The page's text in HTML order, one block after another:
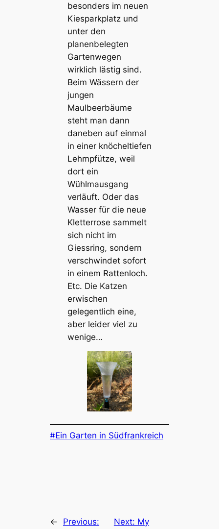
besonders im neuen
Kiesparkplatz und
unter den
planenbelegten
Gartenwegen
wirklich lästig sind.
Beim Wässern der
jungen
Maulbeerbäume
steht man dann
daneben auf einmal
in einer knöcheltiefen
Lehmpfütze, weil
dort ein
Wühlmausgang
verläuft. Oder das
Wasser für die neue
Kletterrose sammelt
sich nicht im
Giessring, sondern
verschwindet sofort
in einem Rattenloch.
Etc. Die Katzen
erwischen
gelegentlich eine,
aber leider viel zu
wenige…
Ein Garten in Südfrankreich
←
Previous:
Next: My